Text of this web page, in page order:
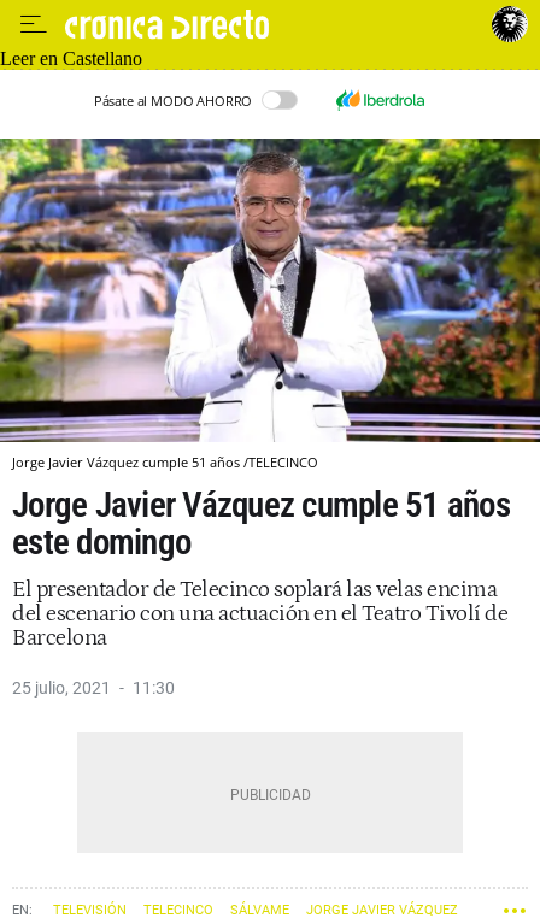
Leer en Castellano
Pásate al MODO AHORRO
Jorge Javier Vázquez cumple 51 años /TELECINCO
Jorge Javier Vázquez cumple 51 años
este domingo
El presentador de Telecinco soplará las velas encima
del escenario con una actuación en el Teatro Tivolí de
Barcelona
25 julio, 2021 11:30
TELEVISIÓN TELECINCO SÁLVAME JORGE JAVIER VÁZQUEZ